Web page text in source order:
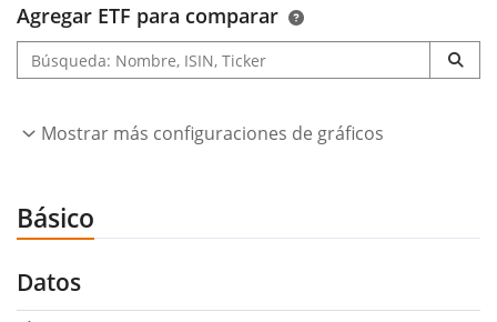
Agregar ETF para comparar
Mostrar más configuraciones de gráficos
Básico
Datos